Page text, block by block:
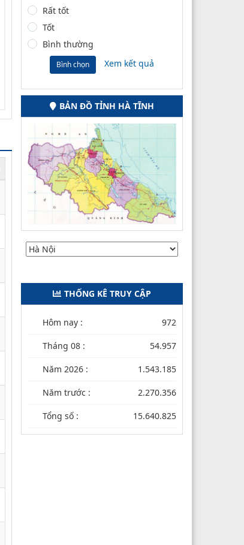
Rất tốt
Tốt
Bình thường
Bình chọn Xem kết quả
BẢN ĐỒ TỈNH HÀ TĨNH
THỐNG KÊ TRUY CẬP
Hôm nay : 972
Tháng 08 : 54.957
Năm 2026 : 1.543.185
Năm trước : 2.270.356
Tổng số : 15.640.825